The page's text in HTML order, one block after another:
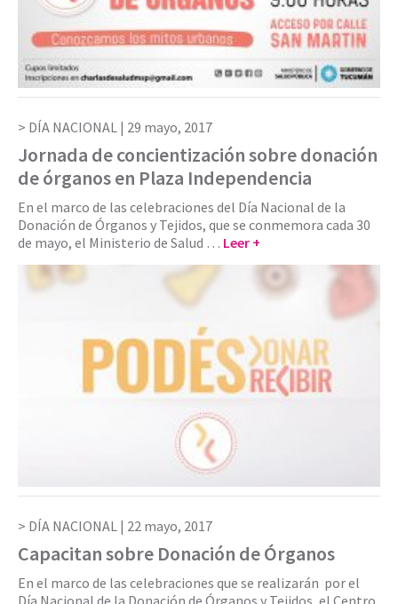
DÍA NACIONAL | 29 mayo, 2017
Jornada de concientización sobre donación
de órganos en Plaza Independencia
En el marco de las celebraciones del Día Nacional de la
Donación de Órganos y Tejidos, que se conmemora cada 30
de mayo, el Ministerio de Salud … Leer +
DÍA NACIONAL | 22 mayo, 2017
Capacitan sobre Donación de Órganos
En el marco de las celebraciones que se realizarán por el
Día Nacional de la Donación de Órganos y Tejidos, el Centro